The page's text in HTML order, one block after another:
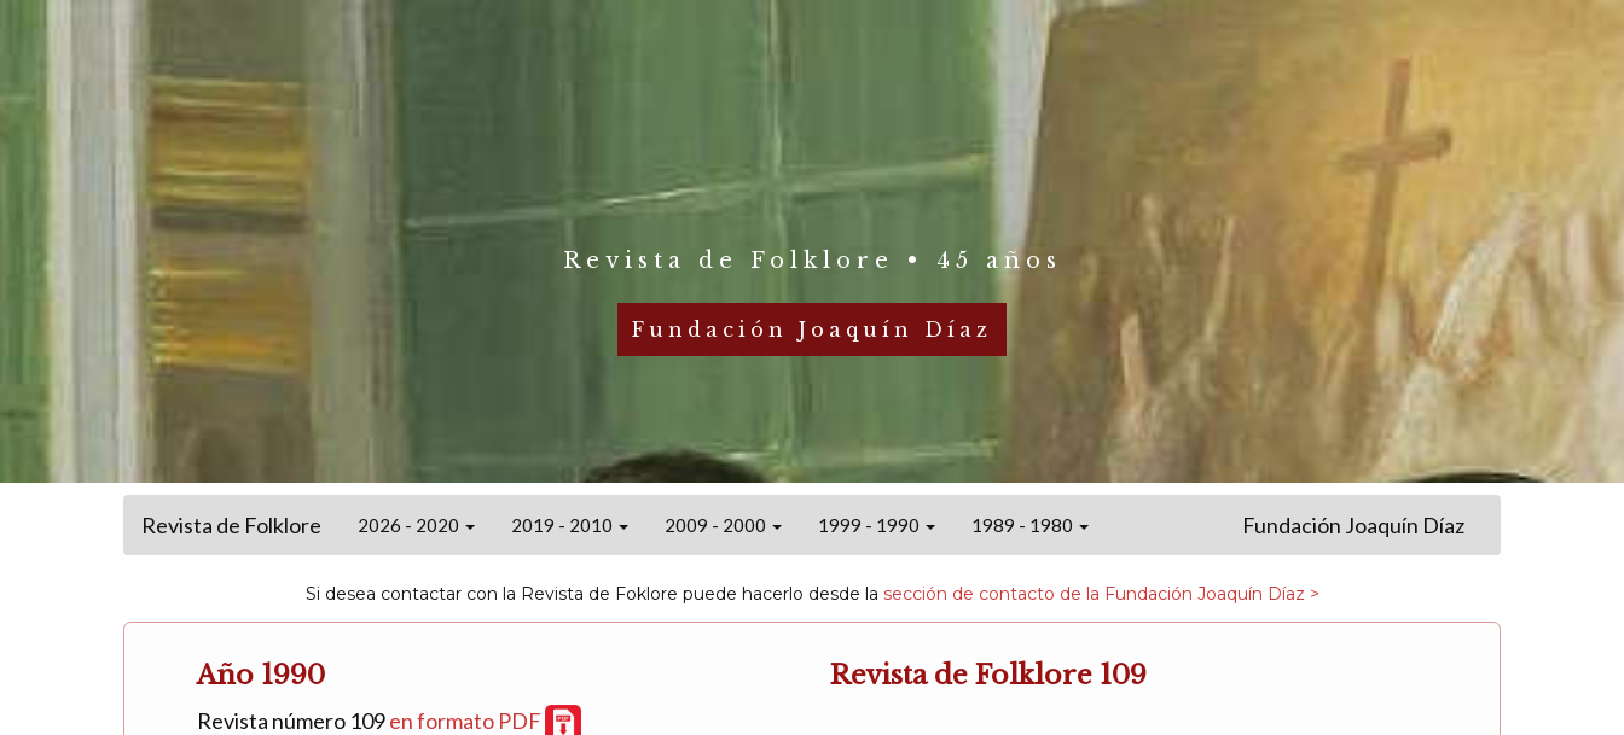
Revista de Folklore • 45 años
Fundación Joaquín Díaz
Revista de Folklore 2026 - 2020 2019 - 2010 2009 - 2000 1999 - 1990 1989 - 1980 Fundación Joaquín Díaz
Si desea contactar con la Revista de Foklore puede hacerlo desde la sección de contacto de la Fundación Joaquín Díaz >
Año 1990
Revista número 109en formato PDF
Revista de Folklore 109